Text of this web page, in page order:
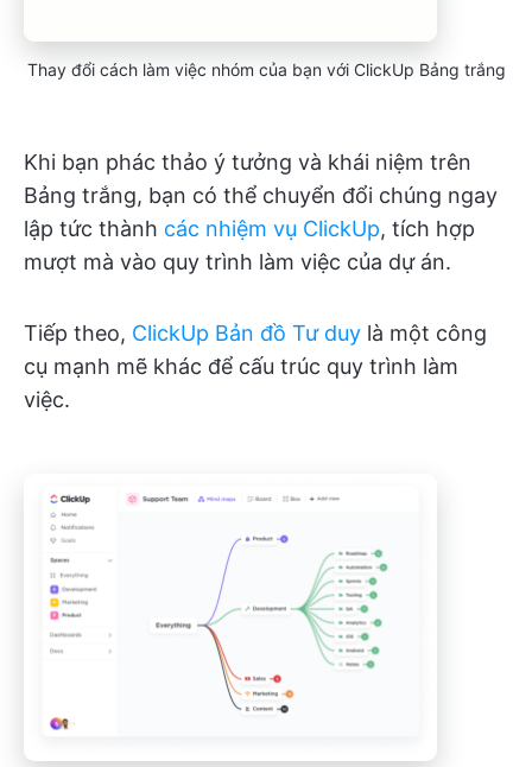
Thay đổi cách làm việc nhóm của bạn với ClickUp Bảng trắng
Khi bạn phác thảo ý tưởng và khái niệm trên
Bảng trắng, bạn có thể chuyển đổi chúng ngay
lập tức thành các nhiệm vụ ClickUp, tích hợp
mượt mà vào quy trình làm việc của dự án.
Tiếp theo, ClickUp Bản đồ Tư duy là một công
cụ mạnh mẽ khác để cấu trúc quy trình làm
việc.